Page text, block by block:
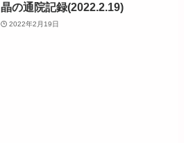
晶の通院記録(2022.2.19)
2022年2月19日